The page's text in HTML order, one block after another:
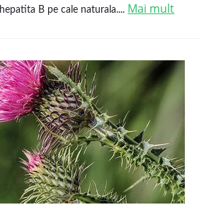
B pe cale naturala.... Mai mult